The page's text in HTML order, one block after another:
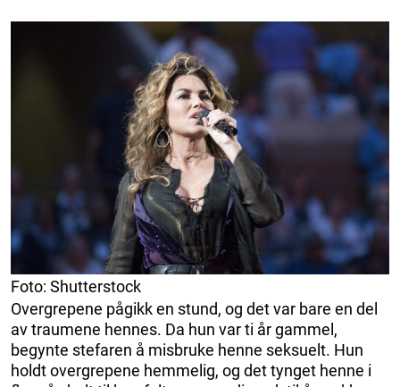
Foto: Shutterstock
Overgrepene pågikk en stund, og det var bare en del
av traumene hennes. Da hun var ti år gammel,
begynte stefaren å misbruke henne seksuelt. Hun
holdt overgrepene hemmelig, og det tynget henne i